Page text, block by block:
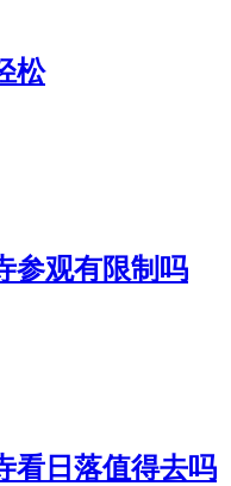
松
参观有限制吗
看日落值得去吗